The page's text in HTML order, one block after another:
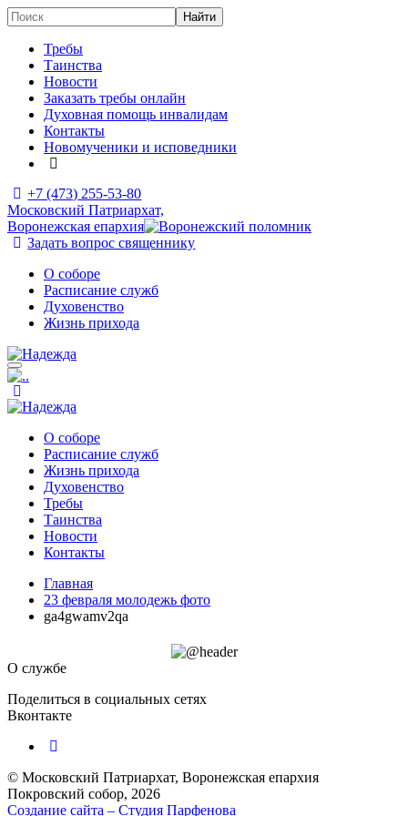
Требы
Таинства
Новости
Заказать требы онлайн
Духовная помощь инвалидам
Контакты
Новомученики и исповедники
+7 (473) 255-53-80
Московский Патриархат,
Воронежская епархия
Задать вопрос священнику
О соборе
Расписание служб
Духовенство
Жизнь прихода
О соборе
Расписание служб
Жизнь прихода
Духовенство
Требы
Таинства
Новости
Контакты
Главная
23 февраля молодежь фото
ga4gwamv2qa
О службе
Поделиться в социальных сетях
Вконтакте
© Московский Патриархат, Воронежcкая епархия
Покровский собор, 2026
Создание сайта – Cтудия Парфенова